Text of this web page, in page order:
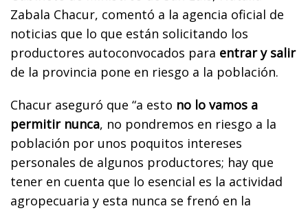
Zabala Chacur, comentó a la agencia oficial de
noticias que lo que están solicitando los
productores autoconvocados para entrar y salir
de la provincia pone en riesgo a la población.
Chacur aseguró que “a esto no lo vamos a
permitir nunca, no pondremos en riesgo a la
población por unos poquitos intereses
personales de algunos productores; hay que
tener en cuenta que lo esencial es la actividad
agropecuaria y esta nunca se frenó en la